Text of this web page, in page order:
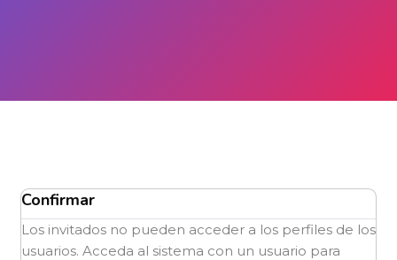
Bloques
Confirmar
Los invitados no pueden acceder a los perfiles de los
usuarios. Acceda al sistema con un usuario para